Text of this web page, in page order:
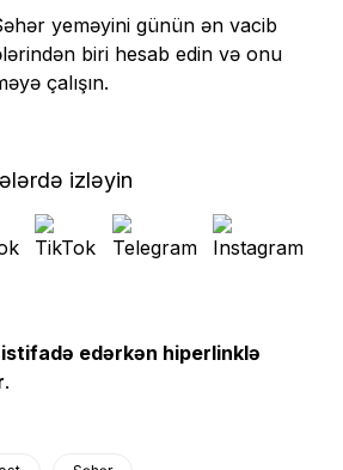
yeməyini günün ən vacib
biri hesab edin və onu
çalışın.
izləyin
edərkən hiperlinklə
.